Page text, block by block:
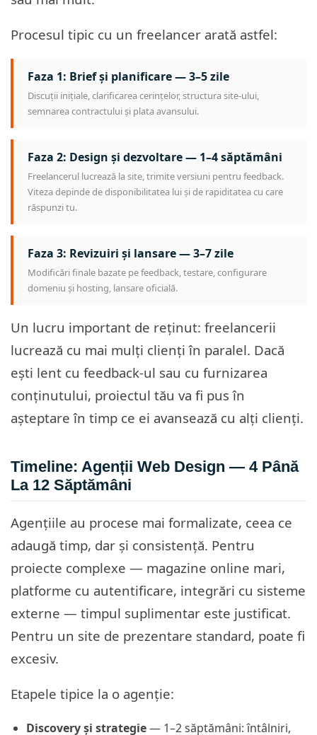
Procesul tipic cu un freelancer arată astfel:
Faza 1: Brief și planificare — 3–5 zile
Discuții inițiale, clarificarea cerințelor, structura site-ului,
semnarea contractului și plata avansului.
Faza 2: Design și dezvoltare — 1–4 săptămâni
Freelancerul lucrează la site, trimite versiuni pentru feedback.
Viteza depinde de disponibilitatea lui și de rapiditatea cu care
răspunzi tu.
Faza 3: Revizuiri și lansare — 3–7 zile
Modificări finale bazate pe feedback, testare, configurare
domeniu și hosting, lansare oficială.
Un lucru important de reținut: freelancerii
lucrează cu mai mulți clienți în paralel. Dacă
ești lent cu feedback-ul sau cu furnizarea
conținutului, proiectul tău va fi pus în
așteptare în timp ce ei avansează cu alți clienți.
Timeline: Agenții Web Design — 4 Până
La 12 Săptămâni
Agențiile au procese mai formalizate, ceea ce
adaugă timp, dar și consistență. Pentru
proiecte complexe — magazine online mari,
platforme cu autentificare, integrări cu sisteme
externe — timpul suplimentar este justificat.
Pentru un site de prezentare standard, poate fi
excesiv.
Etapele tipice la o agenție:
Discovery și strategie— 1–2 săptămâni: întâlniri,